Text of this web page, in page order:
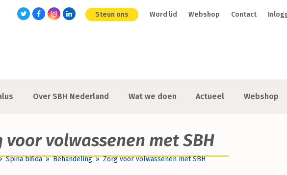
TwitterFacebookInstagram
LinkedIn Steun ons Word lid Webshop Contact
Over SBH Nederland Wat we doen Actueel Webshop
voor volwassenen met SBH
Spina bifida»Behandeling»Zorg voor volwassenen met SBH